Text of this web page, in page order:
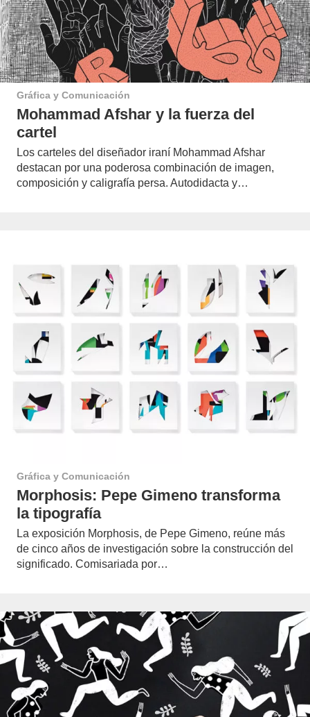
Gráfica y Comunicación
Mohammad Afshar y la fuerza del
cartel
Los carteles del diseñador iraní Mohammad Afshar
destacan por una poderosa combinación de imagen,
composición y caligrafía persa. Autodidacta y…
Gráfica y Comunicación
Morphosis: Pepe Gimeno transforma
la tipografía
La exposición Morphosis, de Pepe Gimeno, reúne más
de cinco años de investigación sobre la construcción del
significado. Comisariada por…